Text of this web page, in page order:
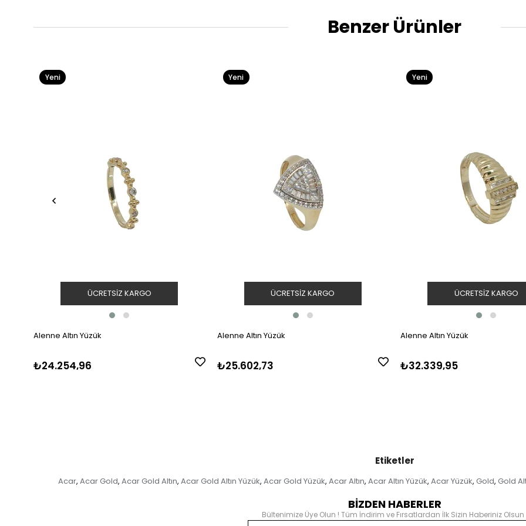
Benzer Ürünler
Alenne Altın Yüzük
₺24.254,96
ÜCRETSIZ KARGO
Yeni
Alenne Altın Yüzük
₺25.602,73
ÜCRETSIZ KARGO
Yeni
Alenne Altın Yüzük
₺32.339,95
ÜCRETSIZ KARGO
Yeni
Etiketler
Acar, Acar Gold, Acar Gold Altın, Acar Gold Altın Yüzük, Acar Gold Yüzük, Acar Altın, Acar Altın Yüzük, Acar Yüzük, Gold, Gold
BİZDEN HABERLER
Bültenimize Üye Olun ! Tüm İndirim ve Fırsatlardan İlk Sizin Haberiniz Olsun